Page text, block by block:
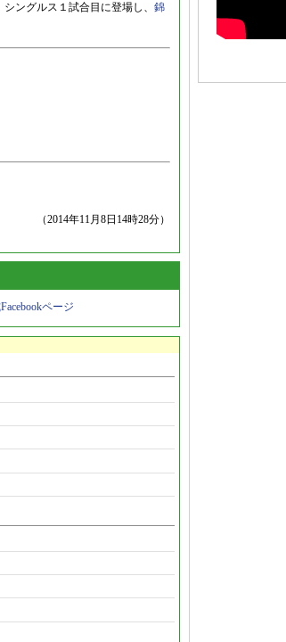
ングルス１試合目に登場し、 錦
（2014年11月8日14時28分）
ページ